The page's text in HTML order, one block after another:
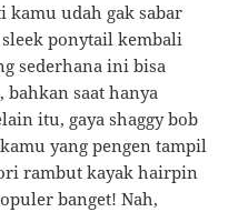
kamu udah gak sabar
ponytail kembali
sederhana ini bisa
saat hanya
itu, gaya shaggy bob
yang pengen tampil
rambut kayak hairpin
banget! Nah,